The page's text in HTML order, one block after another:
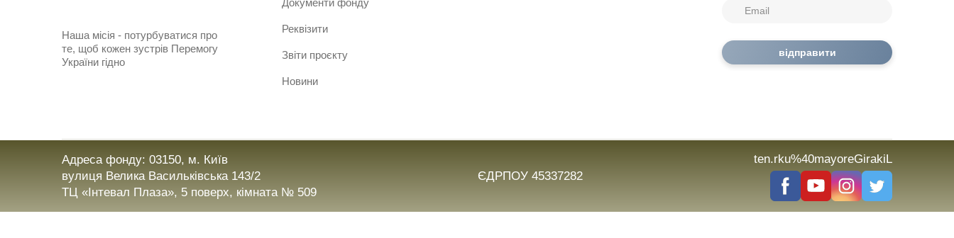
Наша місія - потурбуватися про
те, щоб кожен зустрів Перемогу
України гідно
Реквізити
Звіти проєкту
Новини
відправити
Адреса фонду: 03150, м. Київ
вулиця Велика Васильківська 143/2
ТЦ «Інтевал Плаза», 5 поверх, кімната № 509
ЄДРПОУ 45337282
ten.rku%40mayoreGirakiL